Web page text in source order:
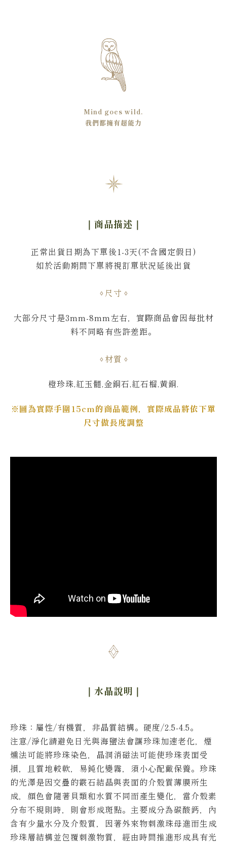
Mind goes wild.
我們都擁有超能力
｜商品描述 ｜
正常出貨日期為下單後1-3天(不含國定假日)
如於活動期間下單將視訂單狀況延後出貨
尺寸
大部分尺寸是3mm-8mm左右， 實際商品會因每批材
料不同略有些許差距。
材質
橙珍珠,紅玉髓,金銅石,紅石榴,黃銅.
※圖為實際手圍15cm的商品範例，實際成品將依下單
尺寸做長度調整
｜水晶說明 ｜
珍珠： 屬性/有機質，非晶質結構。硬度/2.5-4.5。
注意/淨化請避免日光與海鹽法會讓珍珠加速老化，煙
燻法可能將珍珠染色，晶洞消磁法可能使珍珠表面受
損，且質地較軟，易鈍化變霧，須小心配戴保養。 珍珠
的光澤是因交疊的霰石結晶與表面的介殼質薄膜所生
成，顏色會隨著貝類和水質不同而產生變化，當介殼素
分布不規則時，則會形成斑點。 主要成分為碳酸鈣，內
含有少量水分及介殼質，因著外來物刺激珠母進而生成
珍珠層結構並包覆刺激物質，經由時間推進形成具有光